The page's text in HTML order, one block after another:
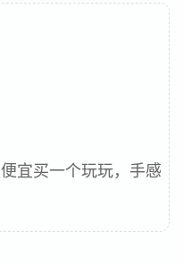
宜买一个玩玩，手感